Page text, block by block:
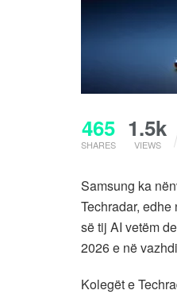
465
SHARES
1.5k
VIEWS
Samsung ka
Techradar,
së tij AI vetëm
2026 e në
Kolegët e